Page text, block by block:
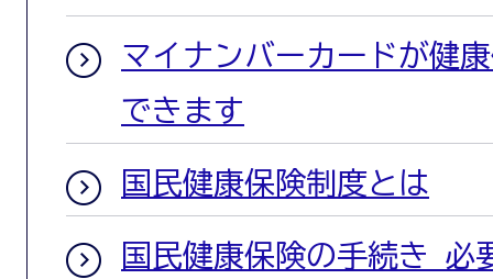
マイナンバーカードが健
できます
国民健康保険制度とは
国民健康保険の手続き 必